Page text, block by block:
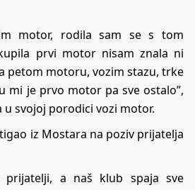
motor, rodila sam se s tom
prvi motor nisam znala ni
petom motoru, vozim stazu, trke
mi je prvo motor pa sve ostalo”,
svojoj porodici vozi motor.
iz Mostara na poziv prijatelja
prijatelji, a naš klub spaja sve